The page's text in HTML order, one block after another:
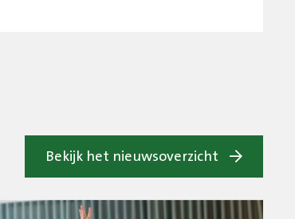
Bekijk het nieuwsoverzicht